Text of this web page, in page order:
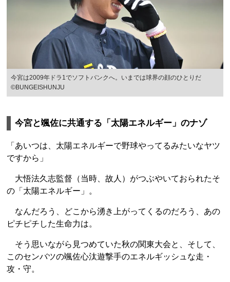
今宮は2009年ドラ1でソフトバンクへ。いまでは球界の顔のひとりだ
©BUNGEISHUNJU
今宮と颯佐に共通する「太陽エネルギー」のナゾ
「あいつは、太陽エネルギーで野球やってるみたいなヤツ
ですから」
大悟法久志監督（当時、故人）がつぶやいておられたそ
の「太陽エネルギー」。
なんだろう、どこから湧き上がってくるのだろう、あの
ピチピチした生命力は。
そう思いながら見つめていた秋の関東大会と、そして、
このセンバツの颯佐心汰遊撃手のエネルギッシュな走・
攻・守。